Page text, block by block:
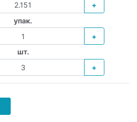
+
упак.
+
шт.
+